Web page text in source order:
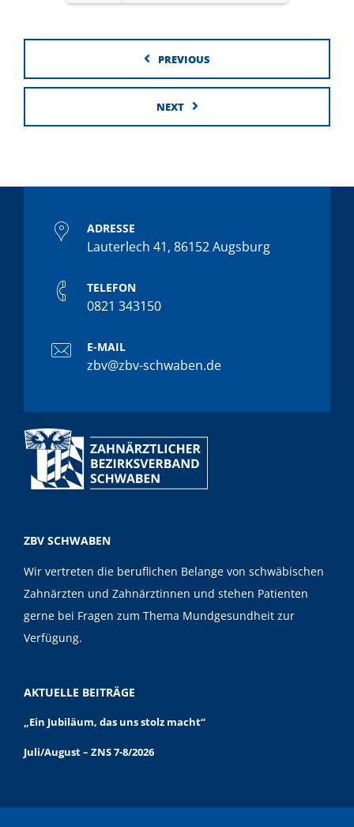
Loading PDF 100% ...
PREVIOUS
NEXT
ADRESSE
Lauterlech 41, 86152 Augsburg
TELEFON
0821 343150
E-MAIL
zbv@zbv-schwaben.de
ZBV SCHWABEN
Wir vertreten die beruflichen Belange von schwäbischen
Zahnärzten und Zahnärztinnen und stehen Patienten
gerne bei Fragen zum Thema Mundgesundheit zur
Verfügung.
AKTUELLE BEITRÄGE
„Ein Jubiläum, das uns stolz macht“
Juli/August – ZNS 7-8/2026